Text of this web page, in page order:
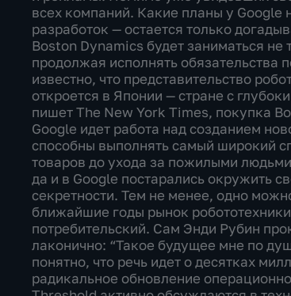
всех компаний. Какие планы у Google
разработок — остается только
Boston Dynamics будет заниматься
продолжая исполнять обязательства
известно, что представительство
откроется в Японии — стране с
пишет The New York Times, покупка
Google идет работа над созданием
способны выполнять самый широкий
товаров до ухода за пожилыми
да и в Google постарались окружить
секретности. Тем не менее, одно
ближайшие годы рынок
потребительский. Сам Энди Рубин
лаконично: “Такое будущее мне по
понятно, что речь идет о десятках
радикальное обновление